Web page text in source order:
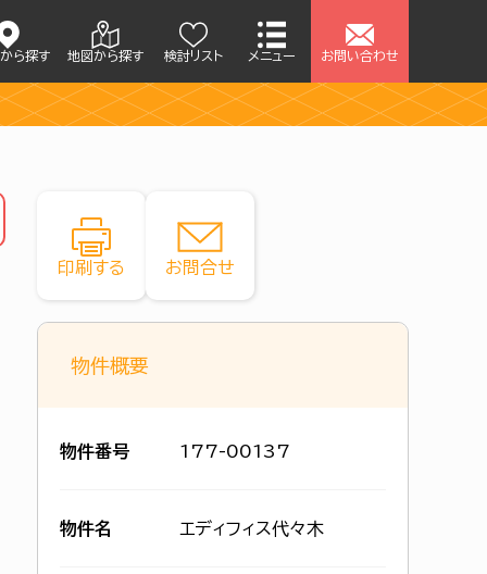
ら探す 地図から探す 検討リスト メニュー お問い合わせ
印刷する お問合せ
物件概要
物件番号 177-00137
物件名 エディフィス代々木